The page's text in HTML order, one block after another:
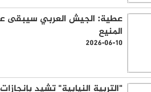
عطية: الجيش العربي سيبقى
المنيع
2026-06-10